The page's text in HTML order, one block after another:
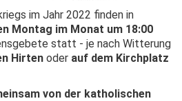
im Jahr 2022 finden in
Montag im Monat um 18:00
statt - je nach Witterung
Hirten oder auf dem Kirchplatz
von der katholischen